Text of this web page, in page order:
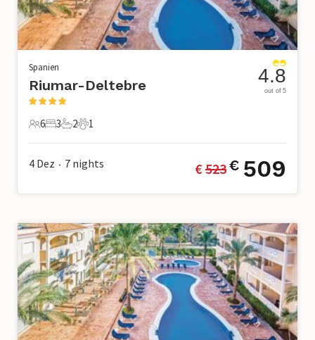
Spanien
Riumar-Deltebre
6 Gäste
6
3 Schlafzimmer
3
2 Badezimmer
2
1 Haustier
1
4.8
out of 5
4 Dez • 7 nights € 523€ 509